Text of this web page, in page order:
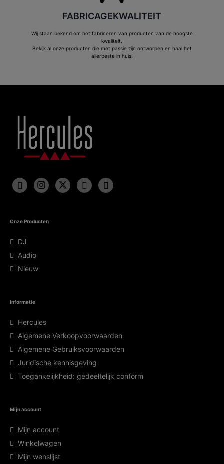
FABRICAGEKWALITEIT
Wij staan bekend om het fabriceren van producten van de hoogste
kwaliteit.
Bekijk al onze producten die met passie zijn ontworpen en haal het
allerbeste in huis!
Onze Producten
DJ
Audio
Nieuw
Informatie
Hercules
Algemene Verkoopvoorwaarden
Algemene Gebruiksvoorwaarden
Juridische kennisgeving
Toegankelijkheid: gedeeltelijk conform
Mijn account
Mijn account
Winkelwagen
Mijn wenslijst